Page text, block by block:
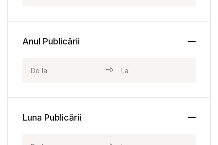
Anul Publicării
Luna Publicării